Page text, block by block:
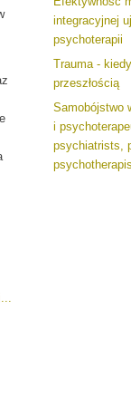
integracyjnej
psychoterapii
Trauma -
przeszłością
Samobójstwo
i
psychiatrists,